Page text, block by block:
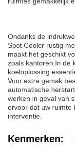
Ondanks de
Spot Cooler rustig
maakt het geschikt
zoals kantoren.In de
koeloplossing
Voor extra gemak
automatische
werken in geval van
ervoor dat uw ruimte
interventie.
Kenmerken: